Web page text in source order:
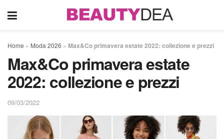
Home » Moda 2026 » Max&Co primavera estate 2022: collezione e prezzi
Max&Co primavera estate
2022: collezione e prezzi
09/03/2022